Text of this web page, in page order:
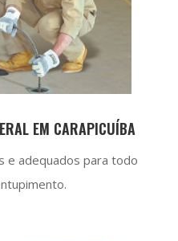
EM CARAPICUÍBA
e adequados para todo